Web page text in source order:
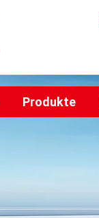
Produkte